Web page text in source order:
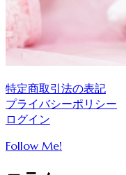
特定商取引法の表記
プライバシーポリシー
ログイン
Follow Me!